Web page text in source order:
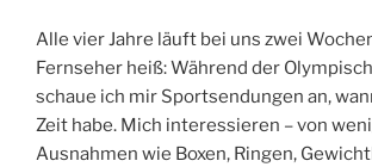
Alle vier Jahre läuft bei uns zwei
Fernseher heiß: Während der
schaue ich mir Sportsendungen an,
Zeit habe. Mich interessieren – von
Ausnahmen wie Boxen, Ringen,